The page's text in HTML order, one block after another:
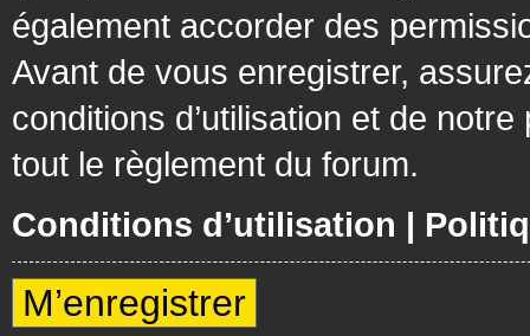
également accorder des
Avant de vous enregistrer,
conditions d’utilisation et de
tout le règlement du forum.
Conditions d’utilisation |
M’enregistrer